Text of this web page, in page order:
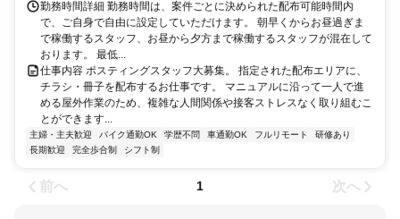
勤務時間詳細 勤務時間は、案件ごとに決められた配布可能時間内
で、ご自身で自由に設定していただけます。 朝早くからお昼過ぎま
で稼働するスタッフ、お昼から夕方まで稼働するスタッフが混在して
おります。 最低...
仕事内容 ポスティングスタッフ大募集。 指定された配布エリアに、
チラシ・冊子を配布するお仕事です。 マニュアルに沿って一人で進
める屋外作業のため、複雑な人間関係や接客ストレスなく取り組むこ
とができます...
主婦・主夫歓迎 バイク通勤OK 学歴不問 車通勤OK フルリモート
研修あり
長期歓迎
完全歩合制 シフト制
前へ 1 次へ